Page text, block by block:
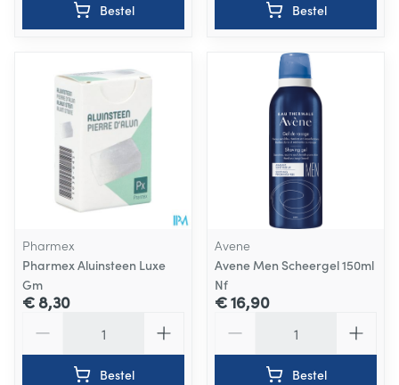
Bestel Bestel
Pharmex
Pharmex Aluinsteen Luxe
Gm
€ 8,30
Bestel
Avene
Avene Men Scheergel 150ml
Nf
€ 16,90
Bestel